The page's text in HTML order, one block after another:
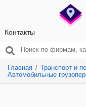
Контакты
Главная
Транспорт и
Автомобильные